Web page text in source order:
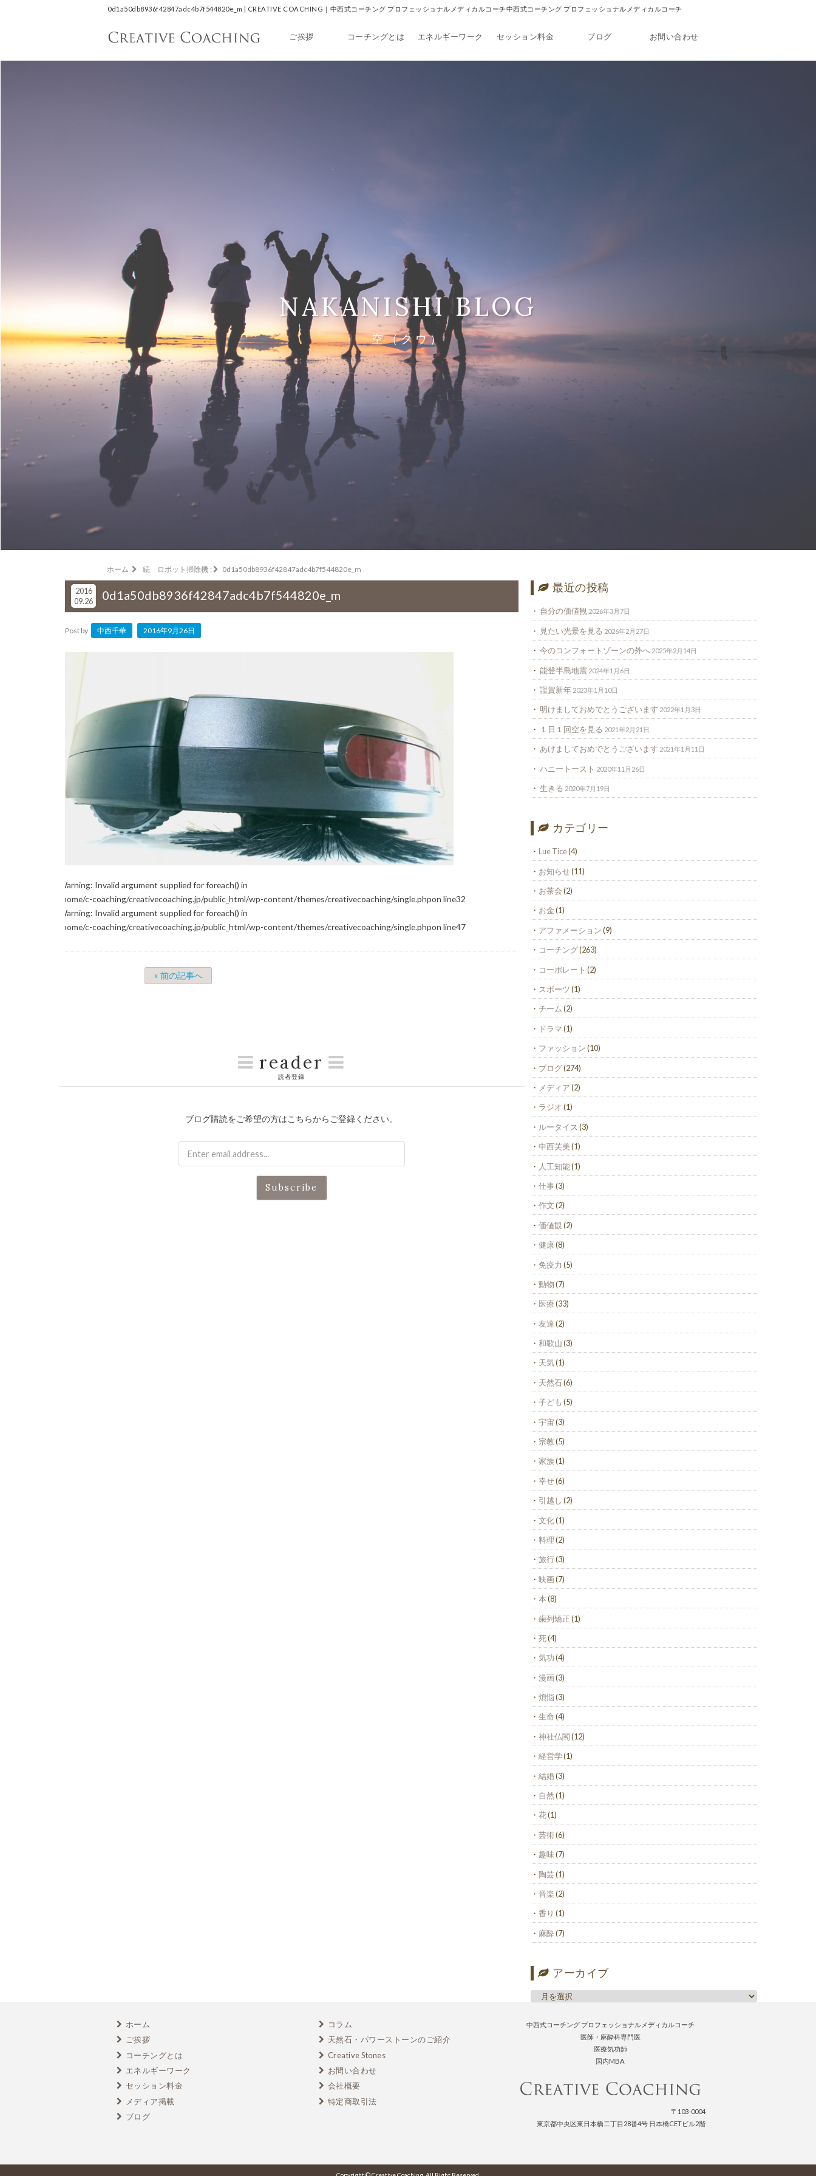
0d1a50db8936f42847adc4b7f544820e_m | CREATIVE COACHING｜中西式コーチング プロフェッショナルメディカルコーチ中西式コーチング プロフェッショナルメディカルコーチ
ご挨拶 コーチングとは エネルギーワーク セッション料金 ブログ お問い合わせ
NAKANISHI BLOG
空（クウ）
ホーム 続 ロボット掃除機 ; 0d1a50db8936f42847adc4b7f544820e_m
2016
09.26
0d1a50db8936f42847adc4b7f544820e_m
Post by 中西千華 2016年9月26日
Warning: Invalid argument supplied for foreach() in
/home/c-coaching/creativecoaching.jp/public_html/wp-content/themes/creativecoaching/single.phpon line32
Warning: Invalid argument supplied for foreach() in
/home/c-coaching/creativecoaching.jp/public_html/wp-content/themes/creativecoaching/single.phpon line47
« 前の記事へ
reader
読者登録
ブログ購読をご希望の方はこちらからご登録ください。
最近の投稿
自分の価値観 2026年3月7日
見たい光景を見る 2026年2月27日
今のコンフォートゾーンの外へ 2025年2月14日
能登半島地震 2024年1月6日
謹賀新年 2023年1月10日
明けましておめでとうございます 2022年1月3日
１日１回空を見る 2021年2月21日
あけましておめでとうございます 2021年1月11日
ハニートースト 2020年11月26日
生きる 2020年7月19日
カテゴリー
Lue Tice(4)
お知らせ(11)
お茶会(2)
お金(1)
アファメーション(9)
コーチング(263)
コーポレート (2)
スポーツ(1)
チーム(2)
ドラマ(1)
ファッション(10)
ブログ(274)
メディア(2)
ラジオ(1)
ルータイス (3)
中西芙美(1)
人工知能(1)
仕事(3)
作文(2)
価値観 (2)
健康(8)
免疫力 (5)
動物(7)
医療(33)
友達(2)
和歌山(3)
天気(1)
天然石(6)
子ども (5)
宇宙(3)
宗教(5)
家族(1)
幸せ(6)
引越し (2)
文化(1)
料理(2)
旅行(3)
映画(7)
本(8)
歯列矯正(1)
死(4)
気功(4)
漫画(3)
煩悩(3)
生命(4)
神社仏閣(12)
経営学(1)
結婚(3)
自然(1)
花(1)
芸術(6)
趣味(7)
陶芸(1)
音楽(2)
香り (1)
麻酔(7)
アーカイブ
ホーム
ご挨拶
コーチングとは
エネルギーワーク
セッション料金
メディア掲載
ブログ
コラム
天然石・パワーストーンのご紹介
Creative Stones
お問い合わせ
会社概要
特定商取引法
中西式コーチング プロフェッショナルメディカルコーチ
医師・麻酔科専門医
医療気功師
国内MBA
〒103-0004
東京都中央区東日本橋二丁目28番4号 日本橋CETビル2階